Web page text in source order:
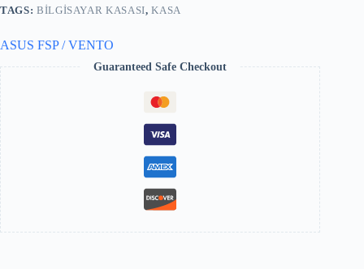
TAGS: BILGISAYAR KASASI,KASA
ASUS FSP / VENTO
Guaranteed Safe Checkout